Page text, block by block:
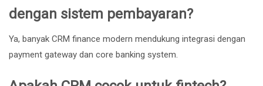
dengan sistem pembayaran?
Ya, banyak CRM finance modern mendukung integrasi dengan
payment gateway dan core banking system.